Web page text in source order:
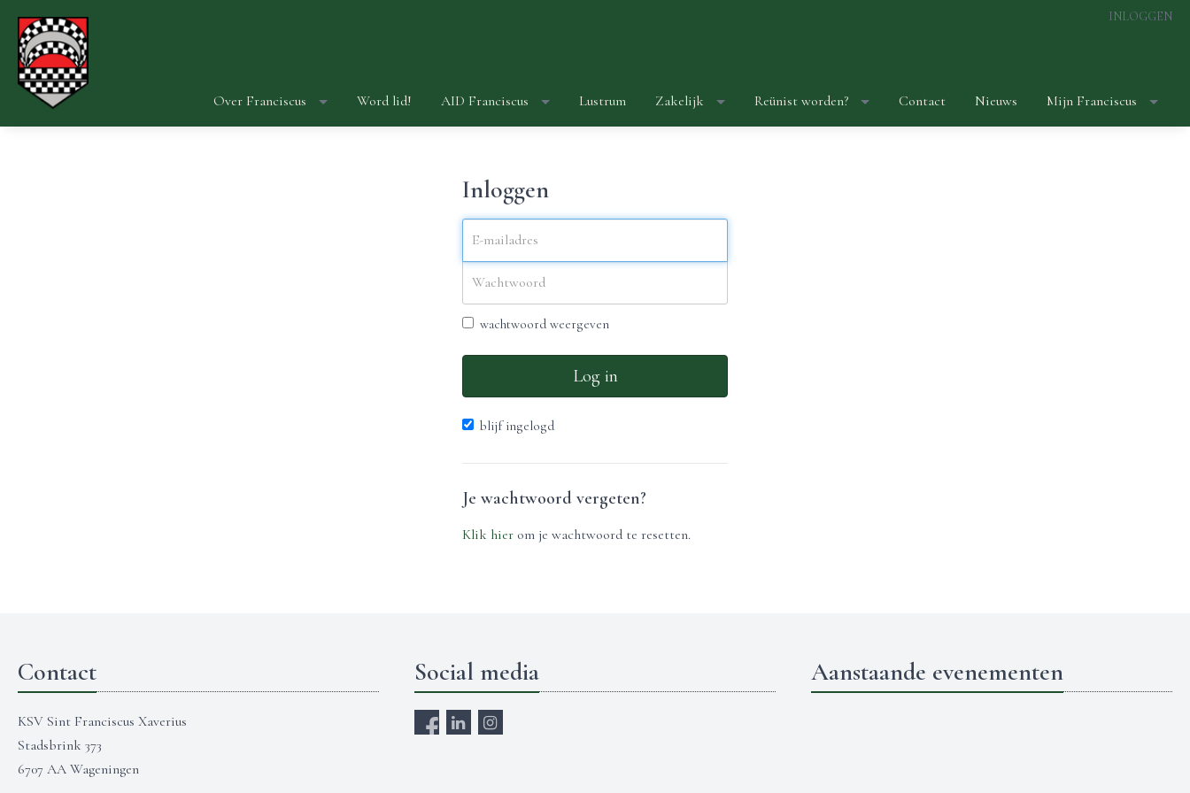
INLOGGEN
Over Franciscus Word lid! AID Franciscus Lustrum Zakelijk Reünist worden? Contact Nieuws Mijn Franciscus
Inloggen
wachtwoord weergeven
Log in
blijf ingelogd
Je wachtwoord vergeten?
Klik hier om je wachtwoord te resetten.
Contact
KSV Sint Franciscus Xaverius
Stadsbrink 373
6707 AA Wageningen
Social media Aanstaande evenementen